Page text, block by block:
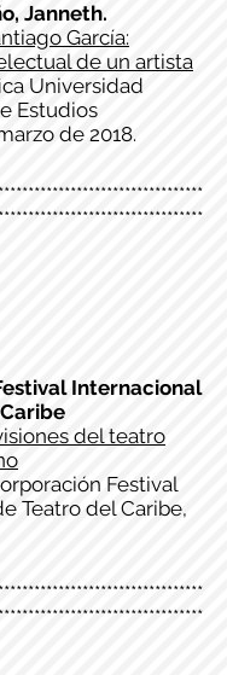
Janneth.
García:
de un artista
Universidad
Estudios
de 2018.
Internacional
del teatro
Festival
Teatro del Caribe,